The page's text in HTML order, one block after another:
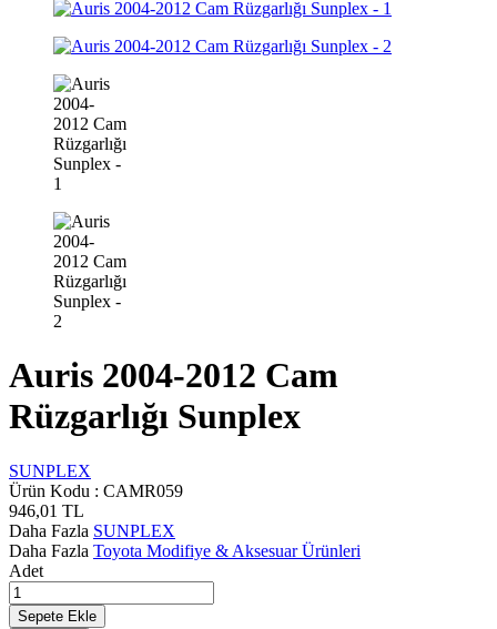
Auris 2004-2012 Cam
Rüzgarlığı Sunplex
SUNPLEX
Ürün Kodu : CAMR059
946,01 TL
Daha Fazla SUNPLEX
Daha Fazla Toyota Modifiye & Aksesuar Ürünleri
Adet
Sepete Ekle